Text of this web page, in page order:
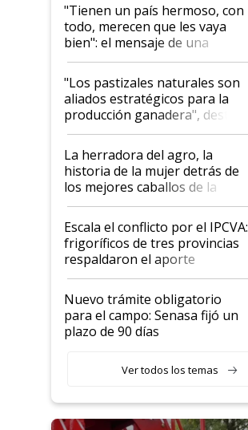
"Tienen un país hermoso, con
todo, merecen que les vaya
bien": el mensaje de una
ganadera uruguaya sobre las
oportunidades que se abren
para el agro en Argentina, con
foco en la carne
"Los pastizales naturales son
aliados estratégicos para la
producción ganadera", destaca
la iniciativa que ya reúne a 46
establecimientos en Argentina
La herradora del agro, la
historia de la mujer detrás de
los mejores caballos de la
Argentina y los mitos que
todavía hacen sufrir a estos
animales: "Mientras me
descalificaban, yo seguí
haciendo currículum"
Escala el conflicto por el IPCVA:
frigoríficos de tres provincias
respaldaron el aporte
obligatorio
Nuevo trámite obligatorio
para el campo: Senasa fijó un
plazo de 90 días
Ver todos los temas